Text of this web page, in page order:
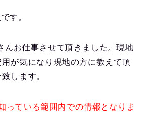
す。
んお仕事させて頂きました。現地
が気になり現地の方に教えて頂
します。
ている範囲内での情報となりま